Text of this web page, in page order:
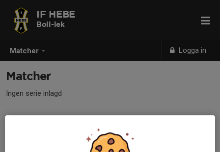
Matcher Logga in
IF HEBE
Boll-lek
Matcher
Ingen serie inlagd